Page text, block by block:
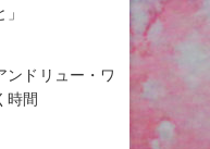
ンドリュー・ワ
時間